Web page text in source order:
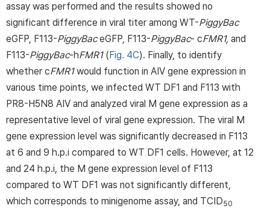
assay was performed and the results showed no
significant difference in viral titer among WT-PiggyBac
eGFP, F113-PiggyBaceGFP, F113-PiggyBac- cFMR1, and
F113-PiggyBac-hFMR1(Fig. 4C). Finally, to identify
whether cFMR1would function in AIV gene expression in
various time points, we infected WT DF1 and F113 with
PR8-H5N8 AIV and analyzed viral M gene expression as a
representative level of viral gene expression. The viral M
gene expression level was significantly decreased in F113
at 6 and 9 h.p.i compared to WT DF1 cells. However, at 12
and 24 h.p.i, the M gene expression level of F113
compared to WT DF1 was not significantly different,
which corresponds to minigenome assay, and TCID50